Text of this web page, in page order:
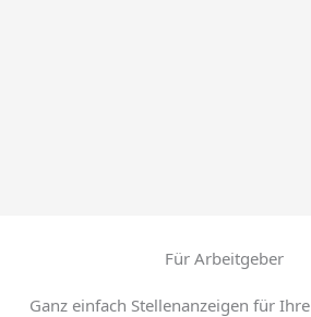
Für Arbeitgeber
Ganz einfach Stellenanzeigen für Ihre